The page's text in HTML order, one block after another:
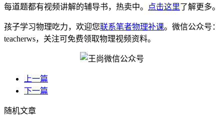
每道题都有视频讲解的辅导书，热卖中。
点击这里了解更多。
孩子学习物理吃力，欢迎您联系笔者物理补课。微信公众号：
teacherws，关注可免费领取物理视频资料。
上一篇
下一篇
随机文章